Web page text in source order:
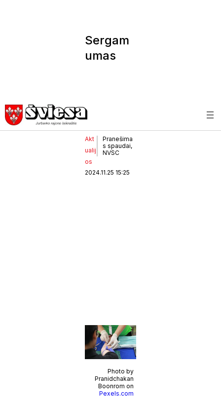
Sergam
umas
didėja
Akt
ualij
os
Pranešima
s spaudai,
NVSC
2024.11.25 15:25
Photo by
Pranidchakan
Boonrom on
Pexels.com